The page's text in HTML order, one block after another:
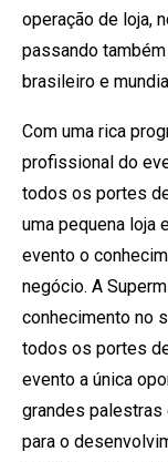
operação de loja,
passando
brasileiro e
Com uma rica
profissional do
todos os portes
uma pequena loja
evento o
negócio. A
conhecimento no
todos os portes
evento a única
grandes palestras
para o